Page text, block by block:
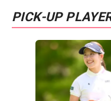
PICK-UP